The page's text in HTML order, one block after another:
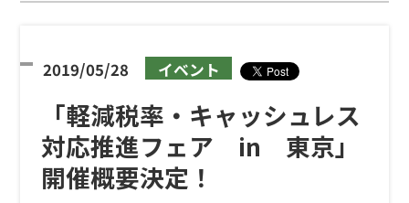
「軽減税率・キャッシュレス
対応推進フェア in 東京」
開催概要決定！
2019/05/28 イベント